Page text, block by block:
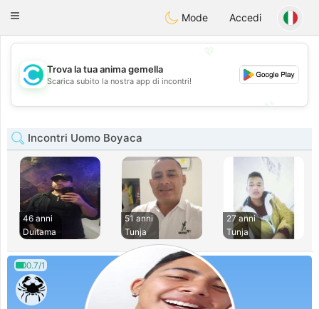
olombiaCitas
Toggle
Mode Accedi
💖
💕
Trova la tua anima gemella
Scarica subito la nostra app di incontri!
Incontri Uomo Boyaca
46 anni
Duitama
51 anni
Tunja
27 anni
Tunja
0.7/1